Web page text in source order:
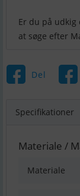
Er du på udkig
Del
Specifikationer
Materiale /
Materiale